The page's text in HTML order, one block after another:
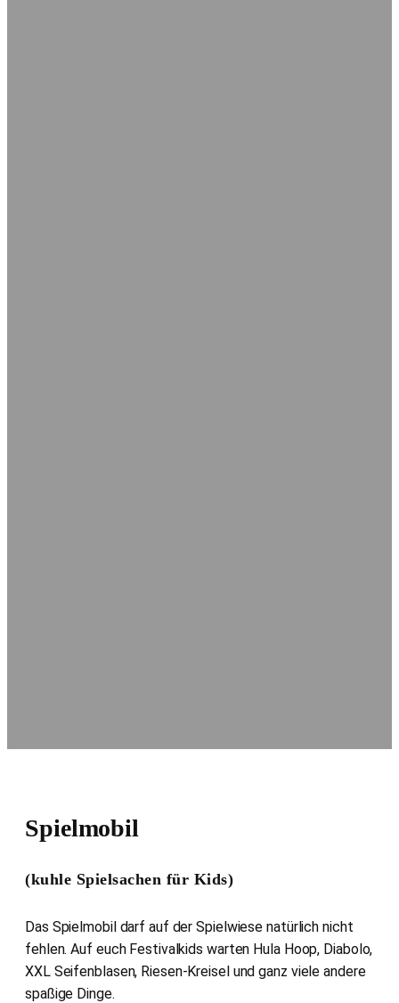
Spielmobil
(kuhle Spielsachen für Kids)
Das Spielmobil darf auf der Spielwiese natürlich nicht
fehlen. Auf euch Festivalkids warten Hula Hoop, Diabolo,
XXL Seifenblasen, Riesen-Kreisel und ganz viele andere
spaßige Dinge.